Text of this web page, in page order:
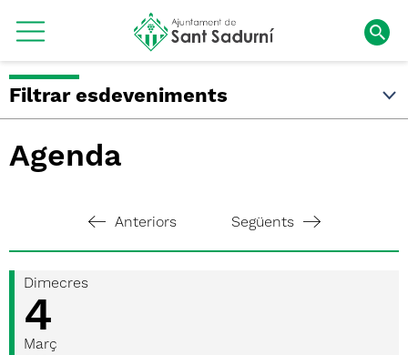
Filtrar esdeveniments
Agenda
Anteriors Següents
Dimecres
4
Març